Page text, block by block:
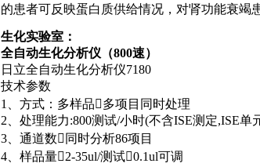
的患者可反映蛋白质供给情况，对肾功能衰竭
生化实验室：
全自动生化分析仪（800速）
日立全自动生化分析仪7180
技术参数
1、方式：多样品多项目同时处理
2、处理能力:800测试/小时(不含ISE测定,ISE单
3、通道数同时分析86项目
4、样品量2-35ul/测试0.1ul可调